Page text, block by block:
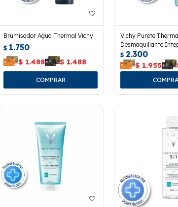
Brumisador Agua Thermal Vichy
$ 1.750
$ 1.488 $ 1.488
Vichy Purete
Desmaquillante
$ 2.300
$ 1.955